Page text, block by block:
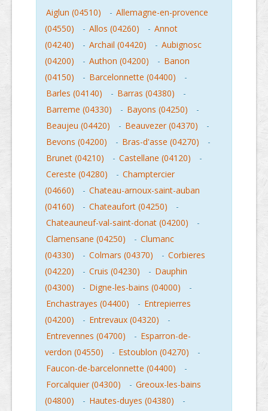
Aiglun (04510)
- Allemagne-en-provence
(04550)
- Allos (04260) - Annot
(04240)
- Archail (04420) - Aubignosc
(04200)
- Authon (04200) - Banon
(04150)
- Barcelonnette (04400)
-
Barles (04140)
- Barras (04380)
-
Barreme (04330)
- Bayons (04250)
-
Beaujeu (04420)
- Beauvezer (04370)
-
Bevons (04200)
- Bras-d'asse (04270)
-
Brunet (04210)
- Castellane (04120)
-
Cereste (04280)
- Champtercier
(04660)
- Chateau-arnoux-saint-auban
(04160)
- Chateaufort (04250)
-
Chateauneuf-val-saint-donat (04200)
-
Clamensane (04250)
- Clumanc
(04330)
- Colmars (04370) - Corbieres
(04220)
- Cruis (04230) - Dauphin
(04300)
- Digne-les-bains (04000)
-
Enchastrayes (04400)
- Entrepierres
(04200)
- Entrevaux (04320)
-
Entrevennes (04700)
- Esparron-de-
verdon (04550)
- Estoublon (04270)
-
Faucon-de-barcelonnette (04400)
-
Forcalquier (04300)
- Greoux-les-bains
(04800)
- Hautes-duyes (04380) -